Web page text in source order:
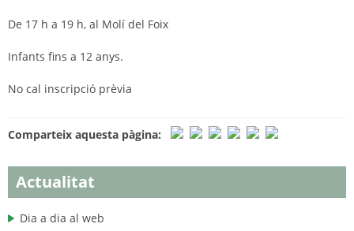
Actualitat
Dia a dia al web
De 17 h a 19 h, al Molí del Foix
Infants fins a 12 anys.
No cal inscripció prèvia
Comparteix aquesta pàgina: